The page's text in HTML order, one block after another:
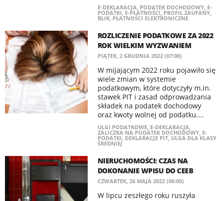
E-DEKLARACJA, PODATEK DOCHODOWY, E-
PODATKI, E-PŁATNOŚCI, PROFIL ZAUFANY,
BLIK, PŁATNOŚCI ELEKTRONICZNE
ROZLICZENIE PODATKOWE ZA 2022
ROK WIELKIM WYZWANIEM
PIĄTEK, 2 GRUDNIA 2022 (07:00)
W mijającym 2022 roku pojawiło się
wiele zmian w systemie
podatkowym, które dotyczyły m.in.
stawek PIT i zasad odprowadzania
składek na podatek dochodowy
oraz kwoty wolnej od podatku....
ULGI PODATKOWE, E-DEKLARACJA,
ZALICZKA NA PODATEK DOCHODOWY, E-
PODATKI, DEKLARACJE PIT, ULGA DLA KLASY
ŚREDNIEJ
​NIERUCHOMOŚCI: CZAS NA
DOKONANIE WPISU DO CEEB
CZWARTEK, 26 MAJA 2022 (06:00)
W lipcu zeszłego roku ruszyła